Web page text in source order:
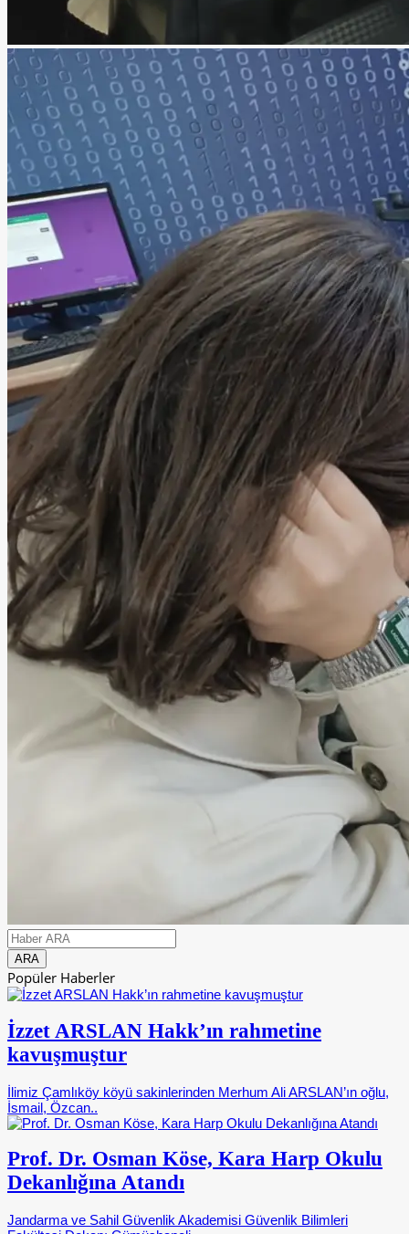
Popüler Haberler
İzzet ARSLAN Hakk’ın rahmetine
kavuşmuştur
İlimiz Çamlıköy köyü sakinlerinden Merhum Ali ARSLAN’ın oğlu,
İsmail, Özcan..
Prof. Dr. Osman Köse, Kara Harp Okulu
Dekanlığına Atandı
Jandarma ve Sahil Güvenlik Akademisi Güvenlik Bilimleri